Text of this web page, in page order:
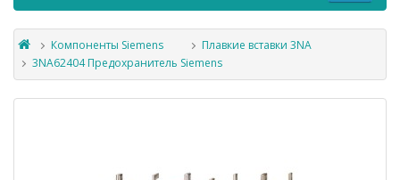
Компоненты Siemens
Плавкие вставки 3NA
3NA62404 Предохранитель Siemens